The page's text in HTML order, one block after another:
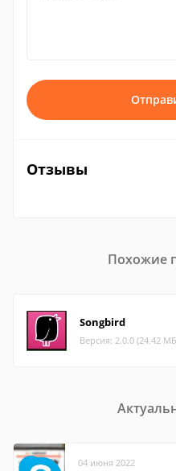
Отзывы
Похожие
Songbird
Версия: 2.0.0 (24.42
04 июня 2022